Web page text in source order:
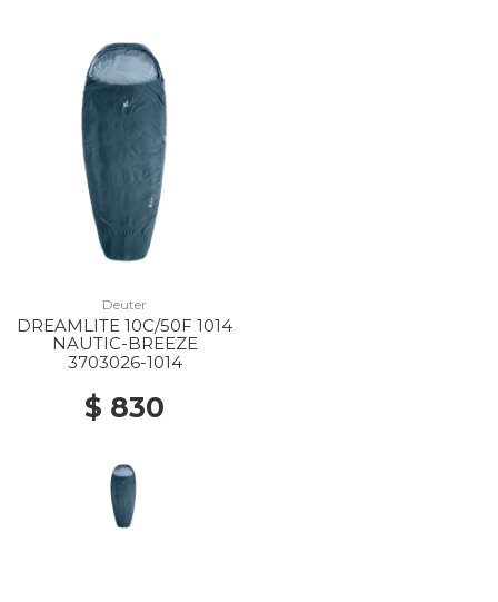
Deuter
DREAMLITE 10C/50F 1014
NAUTIC-BREEZE
3703026-1014
$ 830